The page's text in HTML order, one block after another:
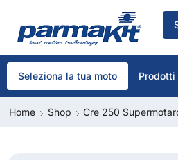
Seleziona la tua moto Prodotti
Home Shop Cre 250